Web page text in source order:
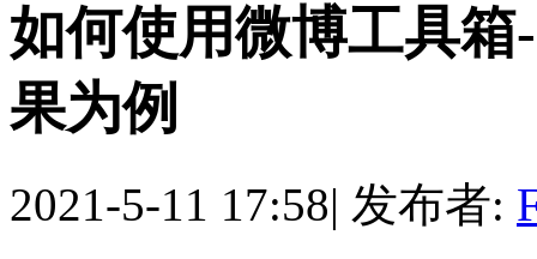
如何使用微博工具
果为例
2021-5-11 17:58| 发布者: